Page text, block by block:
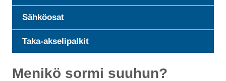
Sähköosat
Taka-akselipalkit
Menikö sormi suuhun?